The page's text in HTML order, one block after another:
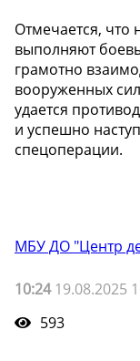
Отмечается,
выполняют
грамотно
вооруженных
удается
и успешно
спецоперации.
МБУ ДО "Центр
10:2419.08.2025
593